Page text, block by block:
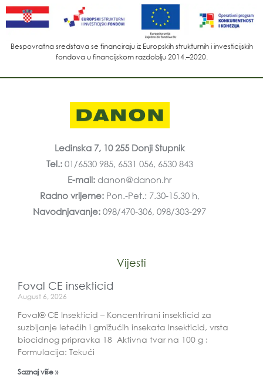
Bespovratna sredstava se financiraju iz Europskih strukturnih i investicijskih
fondova u financijskom razdoblju 2014.–2020.
Ledinska 7, 10 255 Donji Stupnik
Tel.:01/6530 985, 6531 056, 6530 843
E-mail:danon@danon.hr
Radno vrijeme: Pon.-Pet.: 7.30-15.30 h,
Navodnjavanje:098/470-306, 098/303-297
Vijesti
Foval CE insekticid
August 6, 2026
Foval® CE Insekticid – Koncentrirani insekticid za
suzbijanje letećih i gmižućih insekata Insekticid, vrsta
biocidnog pripravka 18 Aktivna tvar na 100 g :
Formulacija: Tekući
Saznaj više »